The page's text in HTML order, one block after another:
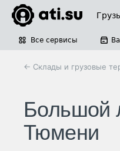
Все сервисы
← Склады и грузовые
Большой
Тюмени